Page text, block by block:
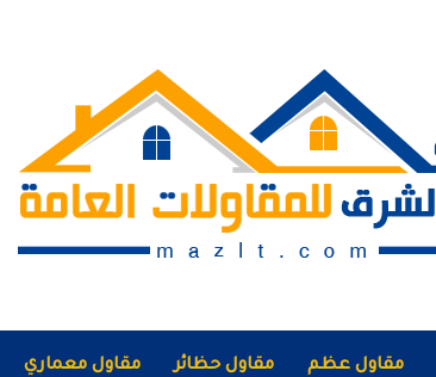
مقاول معماري مقاول حظائر مقاول عظم